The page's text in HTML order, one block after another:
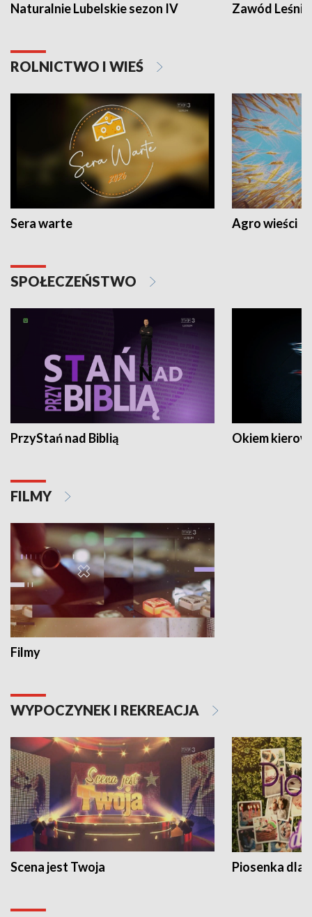
Naturalnie Lubelskie sezon IV Zawód Leśnik
ROLNICTWO I WIEŚ
Sera warte Agro wieści
SPOŁECZEŃSTWO
PrzyStań nad Biblią Okiem
FILMY
Filmy
WYPOCZYNEK I REKREACJA
Scena jest Twoja Piosenka dla